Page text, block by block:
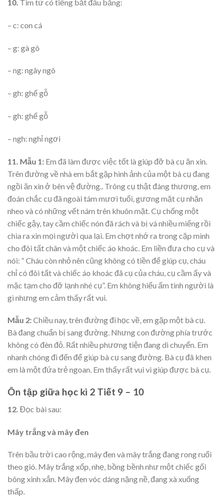
10. Tìm từ có tiếng bắt đầu bằng:
– c: con cá
– g: gà gô
– ng: ngây ngô
– gh: ghế gỗ
– gh: ghế gỗ
– ngh: nghỉ ngơi
11. Mẫu 1: Em đã làm được việc tốt là giúp đỡ bà cụ ăn xin.
Trên đường về nhà em bắt gặp hình ảnh của một bà cụ đang
ngồi ăn xin ở bên vệ đường.. Trông cụ thật đáng thương, em
đoán chắc cụ đã ngoài tám mươi tuổi, gương mặt cụ nhăn
nheo và có những vết nám trên khuôn mặt. Cụ chống một
chiếc gậy, tay cầm chiếc nón đã rách và bị vá nhiều miếng rồi
chìa ra xin mọi người qua lại. Em chợt nhớ ra trong cặp mình
cho đôi tất chân và một chiếc áo khoác. Em liền đưa cho cụ và
nói: “ Cháu còn nhỏ nên cũng không có tiền để giúp cụ, cháu
chỉ có đôi tất và chiếc áo khoác đã cụ của cháu, cụ cầm ấy và
mặc tạm cho đỡ lạnh nhé cụ”. Em không hiểu ấm tình người là
gì nhưng em cảm thấy rất vui.
Mẫu 2:Chiều nay, trên đường đi học về, em gặp một bà cụ.
Bà đang chuẩn bị sang đường. Nhưng con đường phía trước
không có đèn đỏ. Rất nhiều phương tiện đang di chuyển. Em
nhanh chóng đi đến để giúp bà cụ sang đường. Bà cụ đã khen
em là một đứa trẻ ngoan. Em thấy rất vui vì giúp được bà cụ.
Ôn tập giữa học kì 2 Tiết 9 – 10
12. Đọc bài sau:
Mây trắng và mây đen
Trên bầu trời cao rộng, mây đen và mây trắng đang rong ruổi
theo gió. Mây trắng xốp, nhẹ, bồng bềnh như một chiếc gối
bông xinh xắn. Mây đen vóc dáng nặng nề, đang xà xuống
thấp.